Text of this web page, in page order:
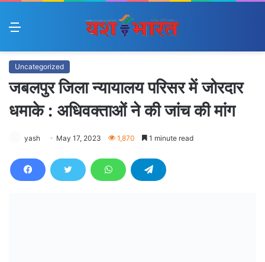
Menu
Uncategorized
जबलपुर जिला न्यायालय परिसर में जोरदार
धमाके : अधिवक्ताओं ने की जांच की मांग
yash May 17, 2023 1,870 1 minute read